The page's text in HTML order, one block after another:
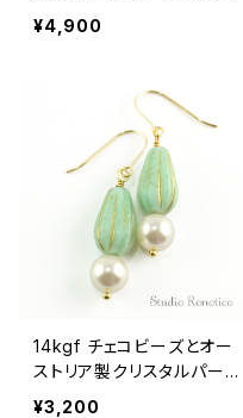
おしゃれ 女性 男性 ユニセ
ックス クォーツァイト ピン
¥4,900
14kgf チェコビーズとオー
ストリア製クリスタルパール
のピアス ターコイズメロン
¥3,200